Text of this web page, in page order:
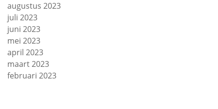
augustus 2023
juli 2023
juni 2023
mei 2023
april 2023
maart 2023
februari 2023